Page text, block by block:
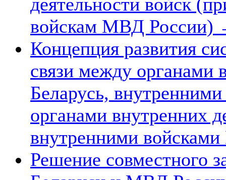
войскам МВД России)
Концепция развития
связи между органами
Беларусь,
органами внутренних
внутренними
Решение совместного